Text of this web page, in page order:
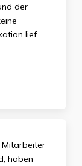
der
lief
haben